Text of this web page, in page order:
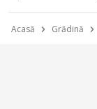
Acasă Grădină